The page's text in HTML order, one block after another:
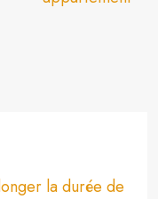
la durée de